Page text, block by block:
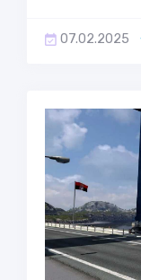
07.02.2025